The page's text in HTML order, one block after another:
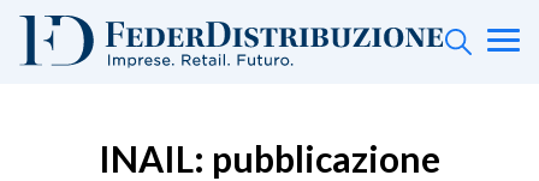
INAIL: pubblicazione